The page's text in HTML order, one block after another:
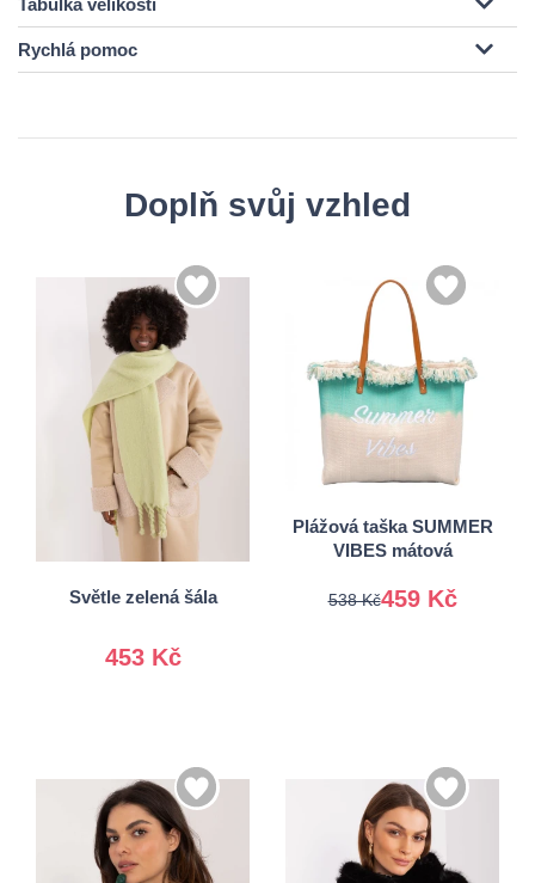
Tabulka velikosti
Rychlá pomoc
Doplň svůj vzhled
Světle zelená šála
453 Kč
Univerzální
Plážová taška SUMMER
VIBES mátová
459 Kč
538 Kč